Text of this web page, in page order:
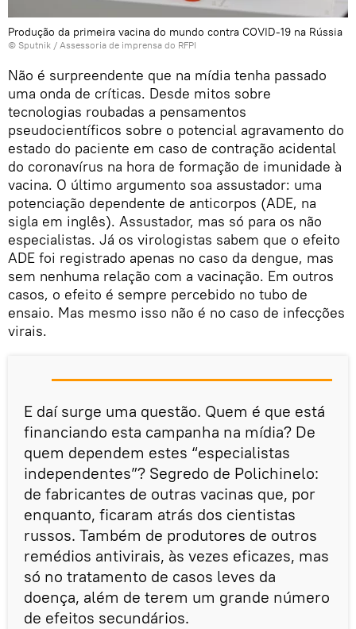
Produção da primeira vacina do mundo contra COVID-19 na Rússia
© Sputnik / Assessoria de imprensa do RFPI
Não é surpreendente que na mídia tenha passado
uma onda de críticas. Desde mitos sobre
tecnologias roubadas a pensamentos
pseudocientíficos sobre o potencial agravamento do
estado do paciente em caso de contração acidental
do coronavírus na hora de formação de imunidade à
vacina. O último argumento soa assustador: uma
potenciação dependente de anticorpos (ADE, na
sigla em inglês). Assustador, mas só para os não
especialistas. Já os virologistas sabem que o efeito
ADE foi registrado apenas no caso da dengue, mas
sem nenhuma relação com a vacinação. Em outros
casos, o efeito é sempre percebido no tubo de
ensaio. Mas mesmo isso não é no caso de infecções
virais.
E daí surge uma questão. Quem é que está
financiando esta campanha na mídia? De
quem dependem estes “especialistas
independentes”? Segredo de Polichinelo:
de fabricantes de outras vacinas que, por
enquanto, ficaram atrás dos cientistas
russos. Também de produtores de outros
remédios antivirais, às vezes eficazes, mas
só no tratamento de casos leves da
doença, além de terem um grande número
de efeitos secundários.